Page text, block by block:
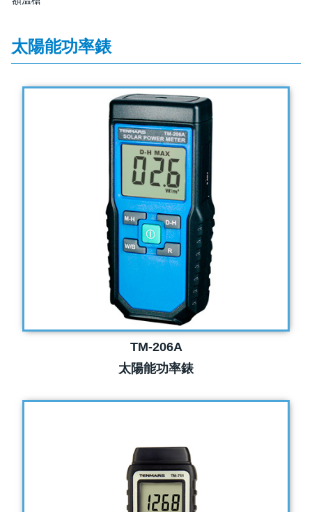
太陽能功率錶
TM-206A
太陽能功率錶